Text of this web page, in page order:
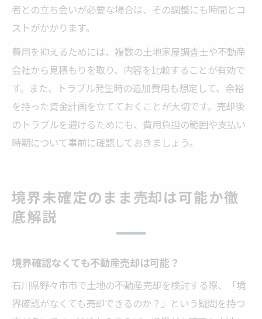
者との立ち会いが必要な場合は、その調整にも時間とコ
ストがかかります。
費用を抑えるためには、複数の土地家屋調査士や不動産
会社から見積もりを取り、内容を比較することが有効で
す。また、トラブル発生時の追加費用も想定して、余裕
を持った資金計画を立てておくことが大切です。売却後
のトラブルを避けるためにも、費用負担の範囲や支払い
時期について事前に確認しておきましょう。
境界未確定のまま売却は可能か徹
底解説
境界確認なくても不動産売却は可能？
石川県野々市市で土地の不動産売却を検討する際、「境
界確認がなくても売却できるのか？」という疑問を持つ